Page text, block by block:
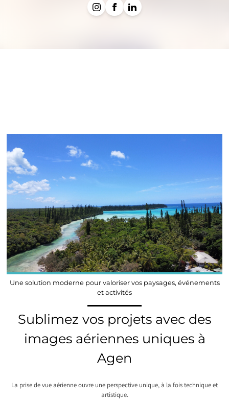
Une solution moderne pour valoriser vos paysages, événements
et activités
Sublimez vos projets avec des
images aériennes uniques à
Agen
La prise de vue aérienne ouvre une perspective unique, à la fois technique et
artistique.